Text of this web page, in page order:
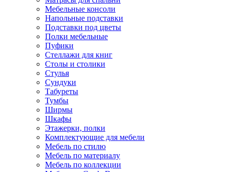
Мебельные консоли
Напольные подставки
Подставки под цветы
Полки мебельные
Пуфики
Стеллажи для книг
Столы и столики
Стулья
Сундуки
Табуреты
Тумбы
Ширмы
Шкафы
Этажерки, полки
Комплектующие для мебели
Мебель по стилю
Мебель по материалу
Мебель по коллекции